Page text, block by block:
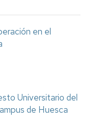
en el
Universitario del
de Huesca